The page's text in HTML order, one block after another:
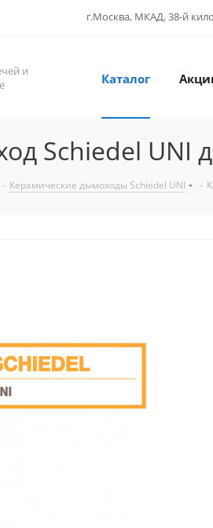
г.Москва, МКАД, 38-й
и
Каталог
Schiedel UNI
- Керамические дымоходы Schiedel UNI -